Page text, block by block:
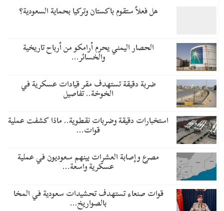
هل فعلاً ستقوم باكستان وتركيا بحماية السعودية؟
الحصار اليمني يحرم أرامكو من أرباح تاريخية
والخسائر…
ضربة دقيقة تستهدف مقر قيادات عسكرية في
الخوخة.. تفاصيل
استخبارات دقيقة وضربات نقطوية.. ماذا كشفت عملية
قوات…
مصرع وإصابة العشرات بينهم سعوديون في عملية
عسكرية واسعة…
قوات صنعاء تستهدف تحشيدات سعودية في المخا
بالصواريخ…